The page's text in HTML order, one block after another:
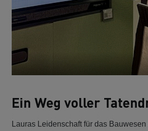
Ein Weg voller
Lauras Leidenschaft für das